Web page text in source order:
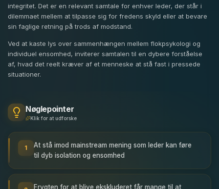
integritet. Det er en relevant samtale for enhver leder, der står i
dilemmaet mellem at tilpasse sig for fredens skyld eller at bevare
sin faglige retning på trods af modstand.
Ved at kaste lys over sammenhængen mellem flokpsykologi og
individuel ensomhed, inviterer samtalen til en dybere forståelse
af, hvad det reelt kræver af et menneske at stå fast i pressede
situationer.
Nøglepointer
Klik for at udforske
1
At stå imod mainstream mening som leder kan føre
til dyb isolation og ensomhed
Frygten for at blive ekskluderet får mange til at